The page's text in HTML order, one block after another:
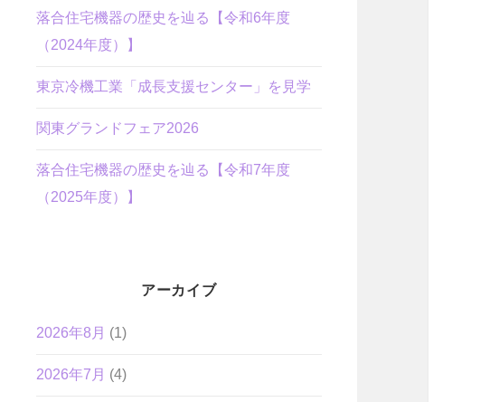
落合住宅機器の歴史を辿る【令和6年度
（2024年度）】
東京冷機工業「成長支援センター」を見学
関東グランドフェア2026
落合住宅機器の歴史を辿る【令和7年度
（2025年度）】
アーカイブ
2026年8月 (1)
2026年7月 (4)